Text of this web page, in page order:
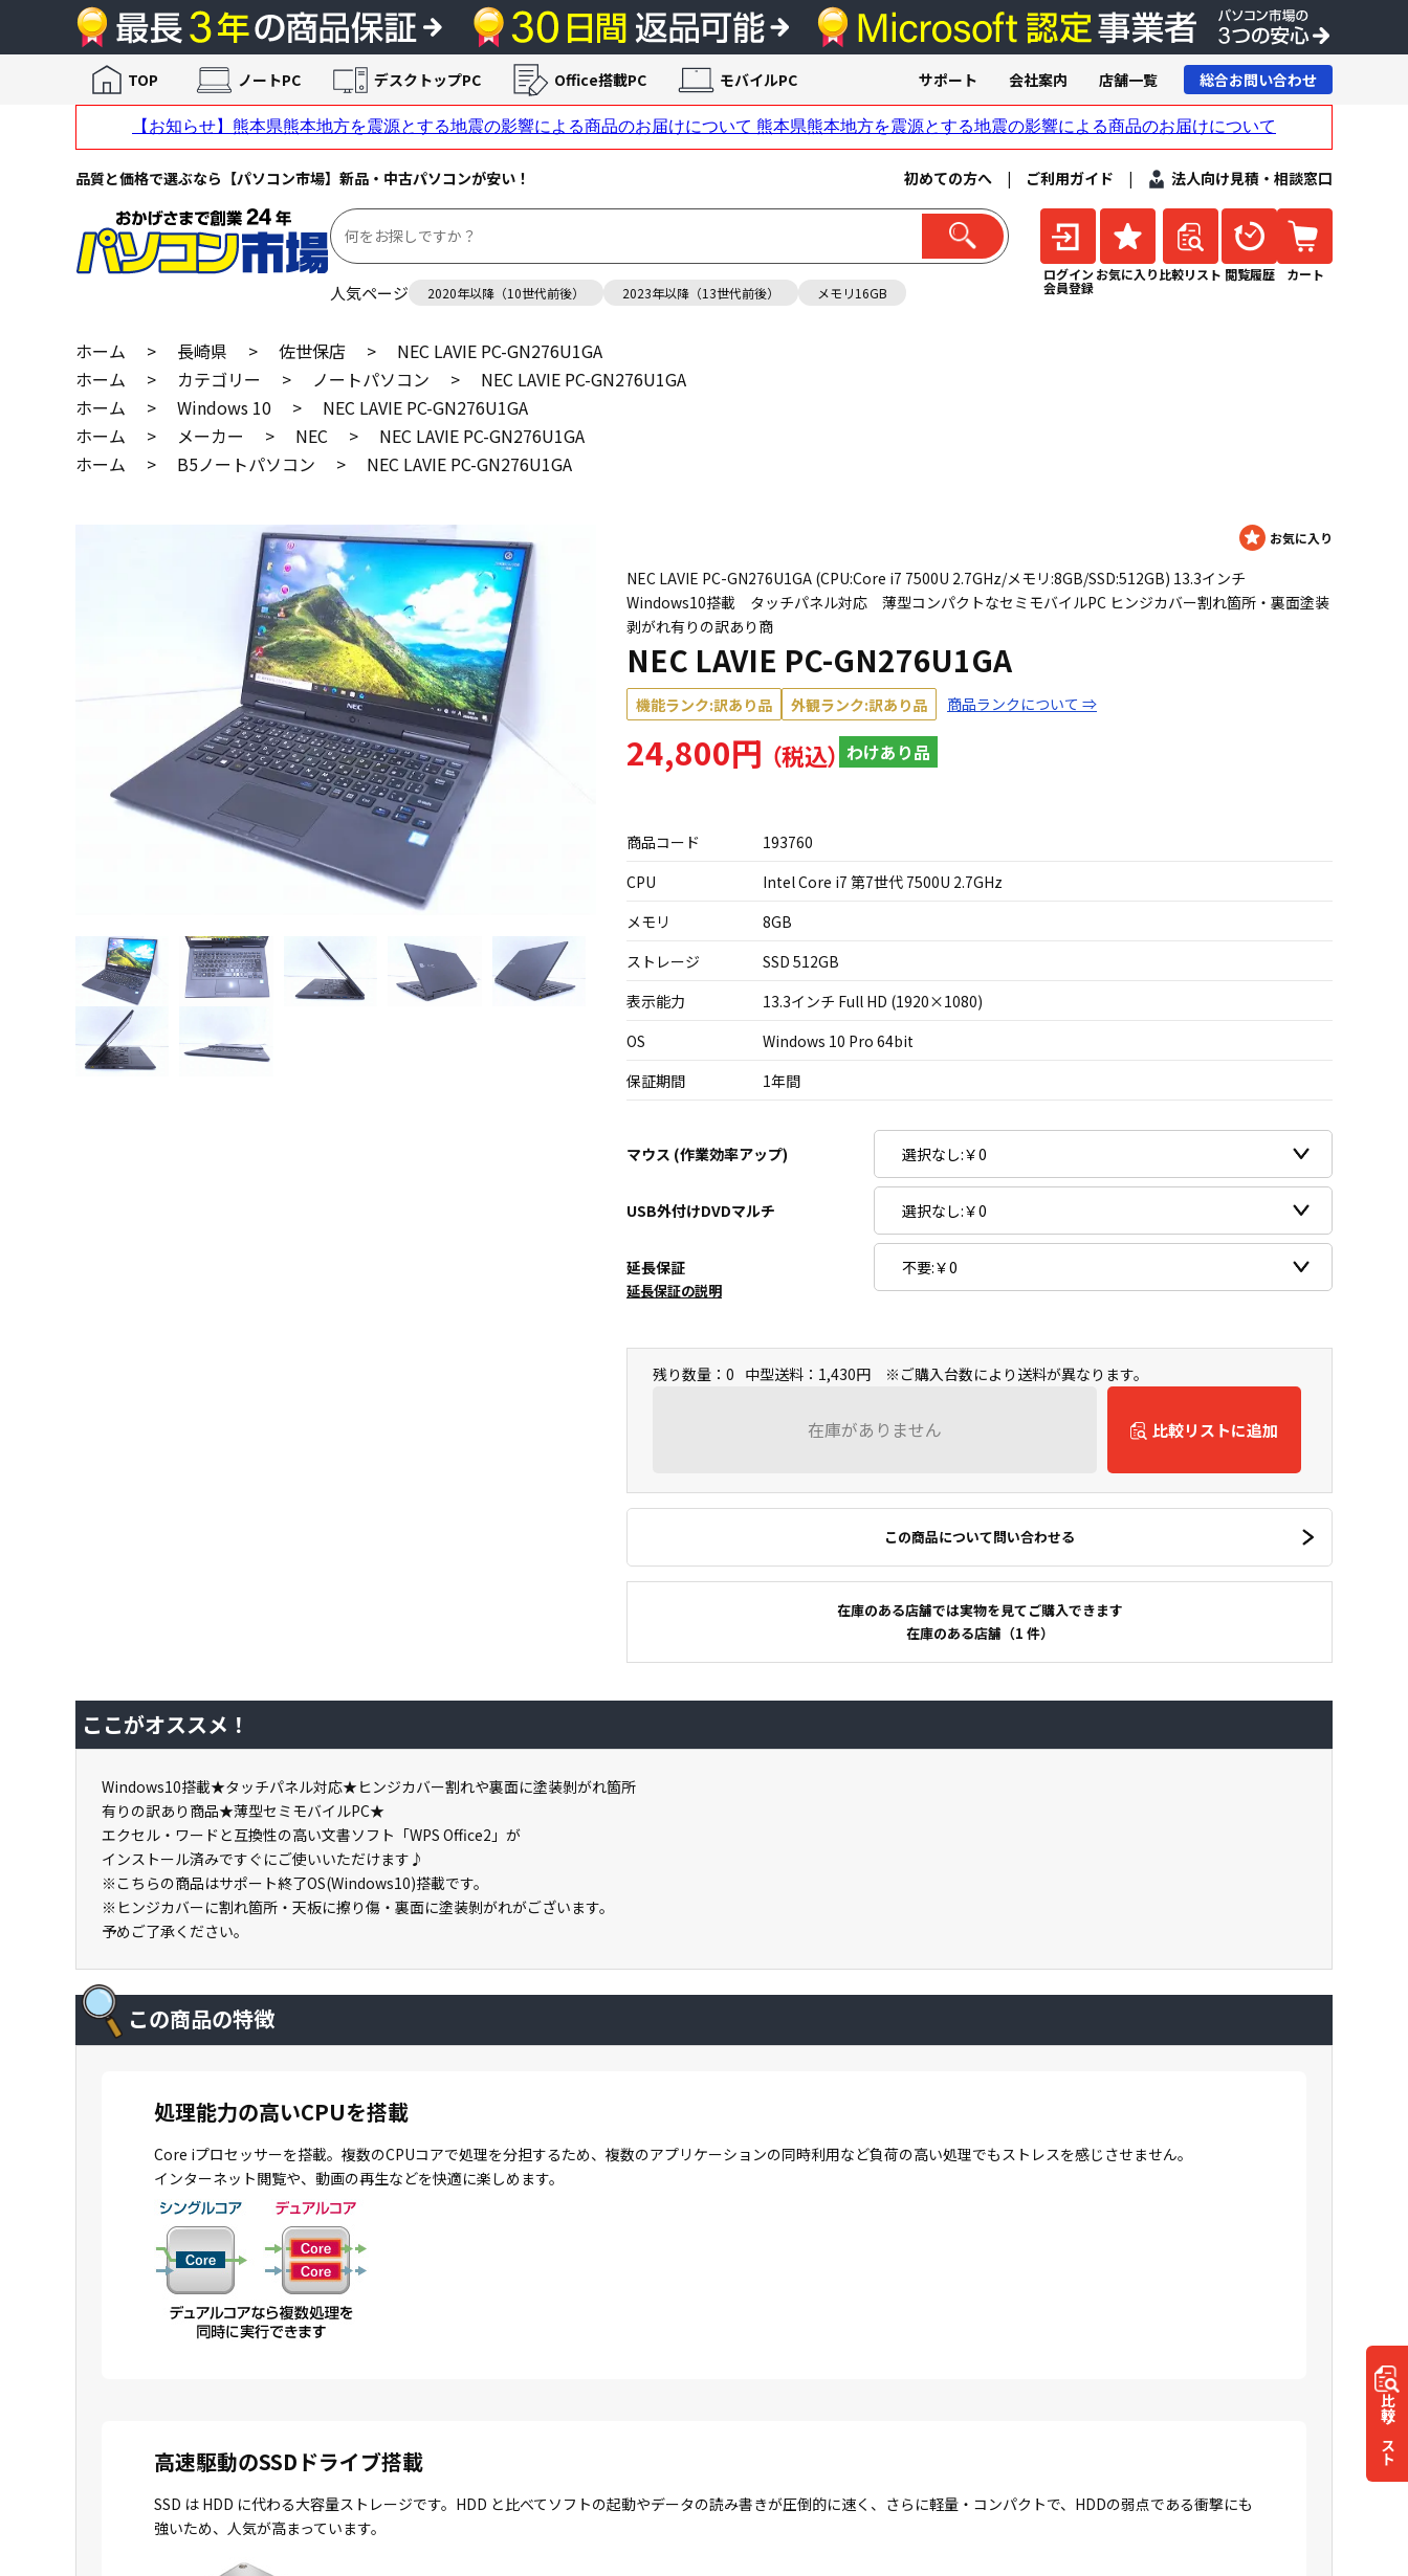
品質と価格で選ぶなら【パソコン市場】新品・中古パソコンが安い！ 初めての方へ | ご利用ガイド | 法人向け見積・相談窓口
人気ページ 2020年以降（10世代前後） 2023年以降（13世代前後） メモリ16GB
ログイン
会員登録
お気に入り 比較リスト 閲覧履歴 カート
TOP ノートPC デスクトップPC Office搭載PC モバイルPC サポート 会社案内 店舗一覧 総合お問い合わせ
ホーム > 長崎県 > 佐世保店 >
NEC LAVIE PC-GN276U1GA
ホーム
> カテゴリー > ノートパソコン >
NEC LAVIE PC-GN276U1GA
ホーム
> Windows 10 >
NEC LAVIE PC-GN276U1GA
ホーム
> メーカー > NEC >
NEC LAVIE PC-GN276U1GA
ホーム
> B5ノートパソコン > NEC LAVIE PC-GN276U1GA
NEC LAVIE PC-GN276U1GA (CPU:Core i7 7500U 2.7GHz/メモリ:8GB/SSD:512GB) 13.3インチ
Windows10搭載 タッチパネル対応 薄型コンパクトなセミモバイルPC ヒンジカバー割れ箇所・裏面塗装
剥がれ有りの訳あり商
NEC LAVIE PC-GN276U1GA
機能ランク:訳あり品 外観ランク:訳あり品 商品ランクについて ⇒
24,800円 わけあり品
商品コード
193760
CPU
Intel Core i7 第7世代 7500U 2.7GHz
メモリ
8GB
ストレージ
SSD 512GB
表示能力
13.3インチ Full HD (1920×1080)
OS
Windows 10 Pro 64bit
保証期間
1年間
マウス (作業効率アップ)
USB外付けDVDマルチ
延長保証
延長保証の説明
残り数量：0 中型送料：1,430円 ※ご購入台数により送料が異なります。
在庫がありません 比較リストに追加
この商品について問い合わせる
在庫のある店舗では実物を見てご購入できます
在庫のある店舗（1 件）
比較
リスト
ここがオススメ！
Windows10搭載★タッチパネル対応★ヒンジカバー割れや裏面に塗装剝がれ箇所
有りの訳あり商品★薄型セミモバイルPC★
エクセル・ワードと互換性の高い文書ソフト「WPS Office2」が
インストール済みですぐにご使いいただけます♪
※こちらの商品はサポート終了OS(Windows10)搭載です。
※ヒンジカバーに割れ箇所・天板に擦り傷・裏面に塗装剝がれがございます。
予めご了承ください。
この商品の特徴
処理能力の高いCPUを搭載
Core iプロセッサーを搭載。複数のCPUコアで処理を分担するため、複数のアプリケーションの同時利用など負荷の高い処理でもストレスを感じさせません。
インターネット閲覧や、動画の再生などを快適に楽しめます。
高速駆動のSSDドライブ搭載
SSD は HDD に代わる大容量ストレージです。HDD と比べてソフトの起動やデータの読み書きが圧倒的に速く、さらに軽量・コンパクトで、HDDの弱点である衝撃にも
強いため、人気が高まっています。